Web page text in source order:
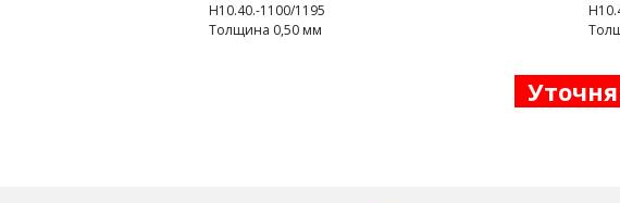
Н10.40.-1100/1195
Толщина 0,50 мм